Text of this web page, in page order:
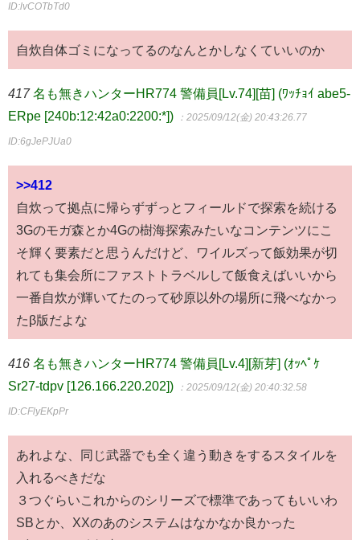
ID:lvCOTbTd0
自炊自体ゴミになってるのなんとかしなくていいのか
417 名も無きハンターHR774 警備員[Lv.74][苗] (ﾜｯﾁｮｲ abe5-
ERpe [240b:12:42a0:2200:*])
：2025/09/12(金) 20:43:26.77
ID:6gJePJUa0
>>412
自炊って拠点に帰らずずっとフィールドで探索を続ける
3Gのモガ森とか4Gの樹海探索みたいなコンテンツにこ
そ輝く要素だと思うんだけど、ワイルズって飯効果が切
れても集会所にファストトラベルして飯食えばいいから
一番自炊が輝いてたのって砂原以外の場所に飛べなかっ
たβ版だよな
416 名も無きハンターHR774 警備員[Lv.4][新芽] (ｵｯﾍﾟｹ
Sr27-tdpv [126.166.220.202])
：2025/09/12(金) 20:40:32.58
ID:CFlyEKpPr
あれよな、同じ武器でも全く違う動きをするスタイルを
入れるべきだな
３つぐらいこれからのシリーズで標準であってもいいわ
SBとか、XXのあのシステムはなかなか良かった